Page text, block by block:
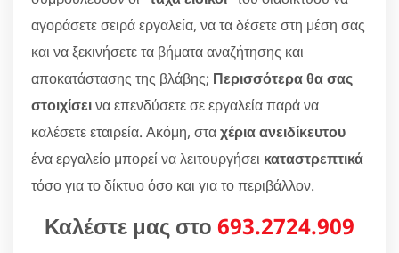
αγοράσετε σειρά εργαλεία, να τα δέσετε στη μέση σας
και να ξεκινήσετε τα βήματα αναζήτησης και
αποκατάστασης της βλάβης; Περισσότερα θα σας
στοιχίσεινα επενδύσετε σε εργαλεία παρά να
καλέσετε εταιρεία. Ακόμη, σταχέρια ανειδίκευτου
ένα εργαλείο μπορεί να λειτουργήσει καταστρεπτικά
τόσο για το δίκτυο όσο και για το περιβάλλον.
Καλέστε μας στο 693.2724.909